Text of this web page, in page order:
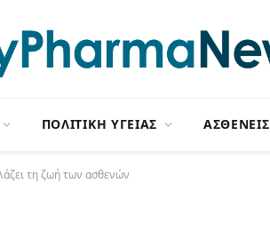
ΠΟΛΙΤΙΚΗ ΥΓΕΙΑΣ ΑΣΘΕΝΕΙΣ
τη ζωή των ασθενών